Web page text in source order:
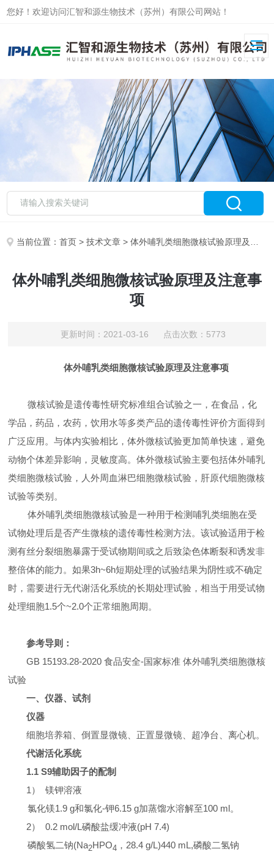
您好！欢迎访问汇智和源生物技术（苏州）有限公司网站！
当前位置：首页 >技术文章 > 体外哺乳类细胞微核试验原理及注意事项
体外哺乳类细胞微核试验原理及注意事
项
更新时间：2021-03-16 点击次数：5773
体外哺乳类细胞微核试验原理及注意事项
微核试验是遗传毒性研究标准组合试验之一，在食品，化
学品，药品，农药，饮用水等多类产品的遗传毒性评价方面得到
广泛应用。与体内实验相比，体外微核试验更加简单快速，避免
动物个体差异影响，灵敏度高。体外微核试验主要包括体外哺乳
类细胞微核试验，人外周血淋巴细胞微核试验，肝原代细胞微核
试验等类别。
体外哺乳类细胞微核试验是一种用于检测哺乳类细胞在受
试物处理后是否产生微核的遗传毒性检测方法。该试验适用于检
测有丝分裂细胞暴露于受试物期间或之后致染色体断裂和诱发非
整倍体的能力。如果3h~6h短期处理的试验结果为阴性或不确定
时，需要进行无代谢活化系统的长期处理试验，相当于用受试物
处理细胞1.5个~2.0个正常细胞周期。
参考导则：
GB 15193.28-2020食品安全-国家标准 体外哺乳类细胞微核
试验
一、仪器、试剂
仪器
细胞培养箱、倒置显微镜、正置显微镜、超净台、离心机。
代谢活化系统
1.1 S9辅助因子的配制
1 ）
镁钾溶液
氯化镁1.9 g和氯化-钾6.15 g加蒸馏水溶解至100 ml。
2） 0.2 mol/L磷酸盐缓冲液(pH 7.4)
磷酸氢二钠(Na2HPO4 ， 28.4 g/L)440 mL,磷酸二氢钠